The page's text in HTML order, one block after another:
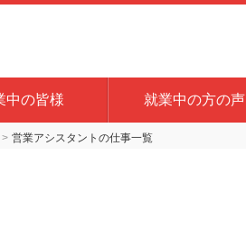
中の皆様 就業中の方の声
営業アシスタントの仕事一覧